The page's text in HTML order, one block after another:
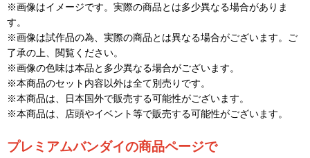
※画像はイメージです。実際の商品とは多少異なる場合がありま
す。
※画像は試作品の為、実際の商品とは異なる場合がございます。ご
了承の上、閲覧ください。
※画像の色味は本品と多少異なる場合がございます。
※本商品のセット内容以外は全て別売りです。
※本商品は、日本国外で販売する可能性がございます。
※本商品は、店頭やイベント等で販売する可能性がございます。
プレミアムバンダイの商品ページで